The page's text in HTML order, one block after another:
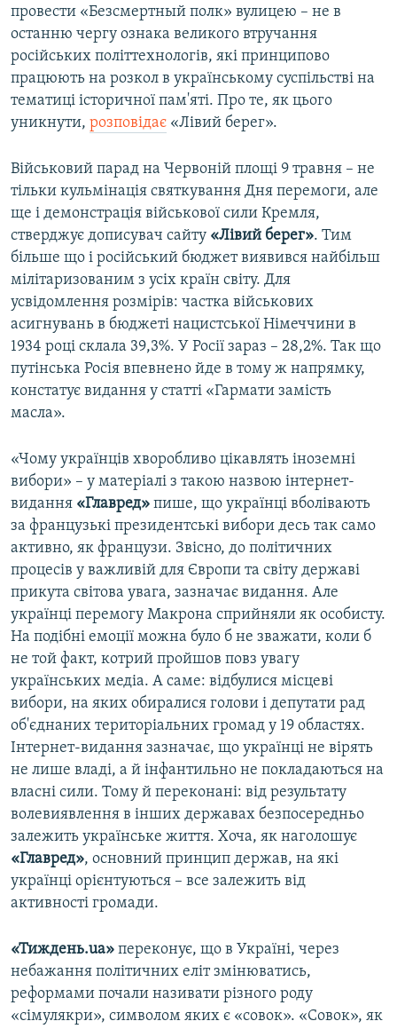
Усі сайти RFE/RL
провести «Безсмертный полк» вулицею – не в
останню чергу ознака великого втручання
російських політтехнологів, які принципово
працюють на розкол в українському суспільстві на
тематиці історичної пам'яті. Про те, як цього
уникнути, розповідає «Лівий берег».
Військовий парад на Червоній площі 9 травня – не
тільки кульмінація святкування Дня перемоги, але
ще і демонстрація військової сили Кремля,
стверджує дописувач сайту «Лівий берег». Тим
більше що і російський бюджет виявився найбільш
мілітаризованим з усіх країн світу. Для
усвідомлення розмірів: частка військових
асигнувань в бюджеті нацистської Німеччини в
1934 році склала 39,3%. У Росії зараз – 28,2%. Так що
путінська Росія впевнено йде в тому ж напрямку,
констатує видання у статті «Гармати замість
масла».
«Чому українців хворобливо цікавлять іноземні
вибори» – у матеріалі з такою назвою інтернет-
видання «Главред» пише, що українці вболівають
за французькі президентські вибори десь так само
активно, як французи. Звісно, до політичних
процесів у важливій для Європи та світу державі
прикута світова увага, зазначає видання. Але
українці перемогу Макрона сприйняли як особисту.
На подібні емоції можна було б не зважати, коли б
не той факт, котрий пройшов повз увагу
українських медіа. А саме: відбулися місцеві
вибори, на яких обиралися голови і депутати рад
об'єднаних територіальних громад у 19 областях.
Інтернет-видання зазначає, що українці не вірять
не лише владі, а й інфантильно не покладаються на
власні сили. Тому й переконані: від результату
волевиявлення в інших державах безпосередньо
залежить українське життя. Хоча, як наголошує
«Главред», основний принцип держав, на які
українці орієнтуються – все залежить від
активності громади.
«Тиждень.ua» переконує, що в Україні, через
небажання політичних еліт змінюватись,
реформами почали називати різного роду
«сімулякри», символом яких є «совок». «Совок», як